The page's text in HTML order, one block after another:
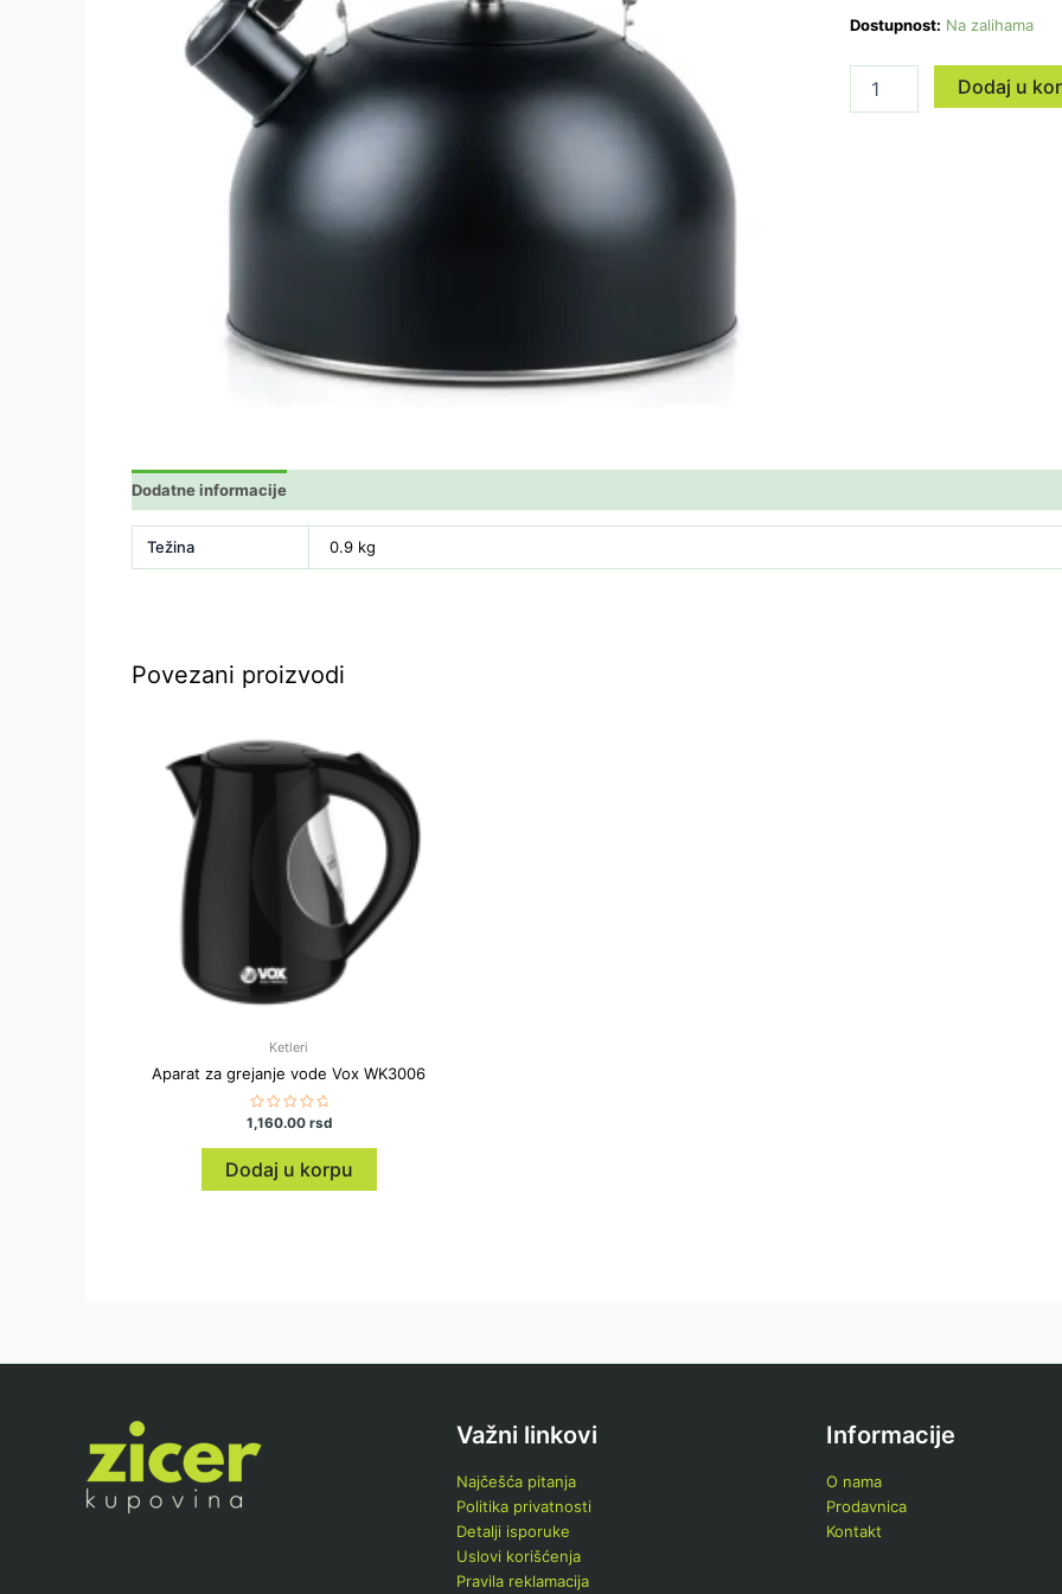
Dostupnost: Na zalihama
količina
Dodaj u
Dodatne informacije
Težina 0.9 kg
Povezani proizvodi
Ketleri
Aparat za grejanje vode Vox WK3006
Ocenjeno
sa
0
od
5
1,160.00 rsd
Dodaj u korpu
Važni linkovi
Najčešća pitanja
Politika privatnosti
Detalji isporuke
Uslovi korišćenja
Pravila reklamacija
Informacije
O nama
Prodavnica
Kontakt